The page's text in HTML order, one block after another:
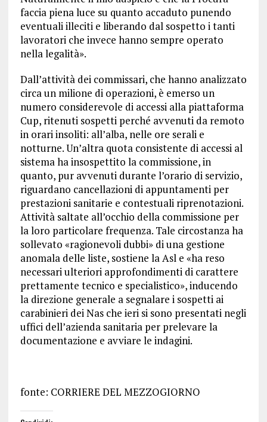
faccia piena luce su quanto accaduto punendo
eventuali illeciti e liberando dal sospetto i tanti
lavoratori che invece hanno sempre operato
nella legalità».
Dall’attività dei commissari, che hanno analizzato
circa un milione di operazioni, è emerso un
numero considerevole di accessi alla piattaforma
Cup, ritenuti sospetti perché avvenuti da remoto
in orari insoliti: all’alba, nelle ore serali e
notturne. Un’altra quota consistente di accessi al
sistema ha insospettito la commissione, in
quanto, pur avvenuti durante l’orario di servizio,
riguardano cancellazioni di appuntamenti per
prestazioni sanitarie e contestuali riprenotazioni.
Attività saltate all’occhio della commissione per
la loro particolare frequenza. Tale circostanza ha
sollevato «ragionevoli dubbi» di una gestione
anomala delle liste, sostiene la Asl e «ha reso
necessari ulteriori approfondimenti di carattere
prettamente tecnico e specialistico», inducendo
la direzione generale a segnalare i sospetti ai
carabinieri dei Nas che ieri si sono presentati negli
uffici dell’azienda sanitaria per prelevare la
documentazione e avviare le indagini.
fonte: CORRIERE DEL MEZZOGIORNO